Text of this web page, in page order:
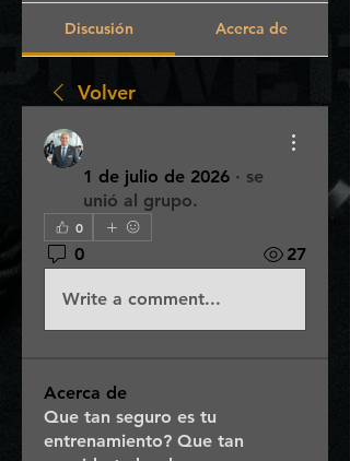
Discusión Acerca de
Volver
1 de julio de 2026 · se
unió al grupo.
0
0 27
Write a comment...
Acerca de
Que tan seguro es tu
entrenamiento? Que tan